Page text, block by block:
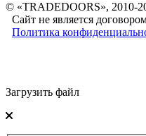
© «TRADEDOORS», 2010-
Сайт не является
Политика
Загрузить файл